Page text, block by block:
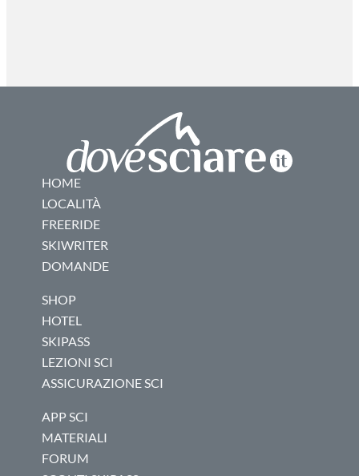
HOME
LOCALITÀ
FREERIDE
SKIWRITER
DOMANDE
SHOP
HOTEL
SKIPASS
LEZIONI SCI
ASSICURAZIONE SCI
APP SCI
MATERIALI
FORUM